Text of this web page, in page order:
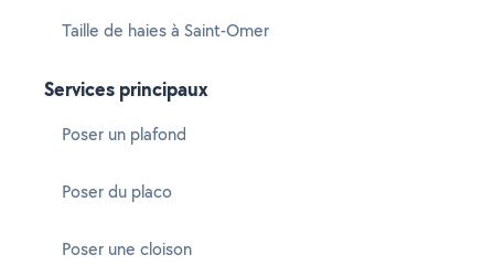
Taille de haies à Saint-Omer
Services principaux
Poser un plafond
Poser du placo
Poser une cloison